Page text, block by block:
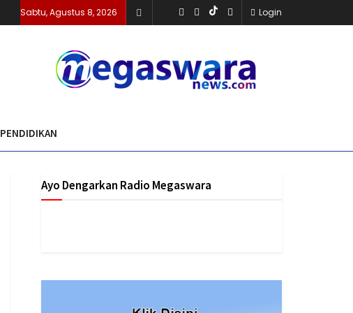
Sabtu, Agustus 8, 2026 Login
PENDIDIKAN
Ayo Dengarkan Radio Megaswara